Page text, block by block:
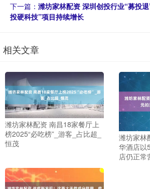
下一篇： 潍坊家林配资 深圳创投行业“募投
投硬科技”项目持续增长
相关文章
潍坊家林配资 南昌18家餐厅上
榜2025“必吃榜”_游客_占比超_
恒茂
潍坊家林
华酒店以
店仍正常